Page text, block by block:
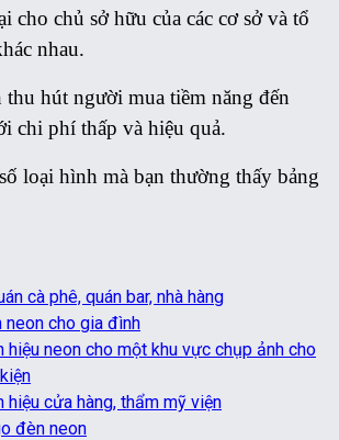
cho chủ sở hữu của các cơ sở và tổ
nhau.
thu hút người mua tiềm năng đến
chi phí thấp và hiệu quả.
loại hình mà bạn thường thấy bảng
cà phê, quán bar, nhà hàng
neon cho gia đình
hiệu neon cho một khu vực chụp ảnh cho
hiệu cửa hàng, thẩm mỹ viện
đèn neon